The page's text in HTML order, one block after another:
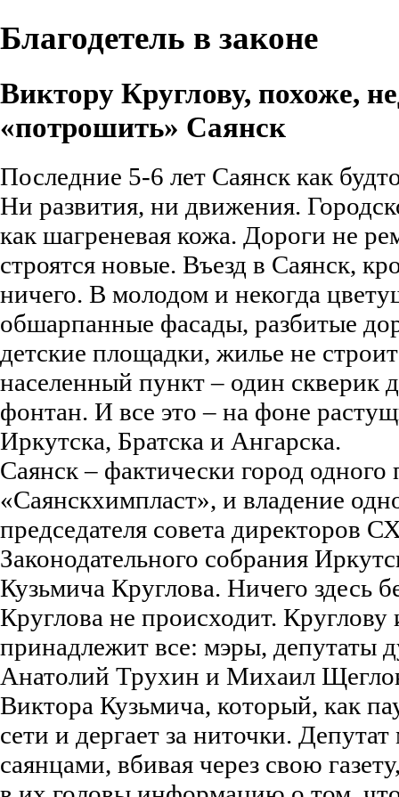
Благодетель в законе
Виктору Круглову, похоже,
«потрошить» Саянск
Последние 5-6 лет Саянск как
Ни развития, ни движения.
как шагреневая кожа. Дороги не
строятся новые. Въезд в Саянск,
ничего. В молодом и некогда
обшарпанные фасады, разбитые
детские площадки, жилье не
населенный пункт – один скверик
фонтан. И все это – на фоне
Иркутска, Братска и Ангарска.
Саянск – фактически город
«Саянскхимпласт», и владение
председателя совета директоров
Законодательного собрания
Кузьмича Круглова. Ничего здесь
Круглова не происходит.
принадлежит все: мэры,
Анатолий Трухин и Михаил
Виктора Кузьмича, который, как
сети и дергает за ниточки.
саянцами, вбивая через свою